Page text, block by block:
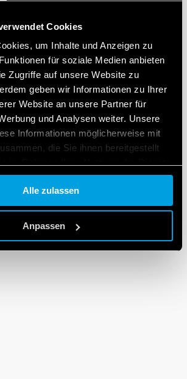
Cookies
um Inhalte und Anzeigen zu
für soziale Medien anbieten
Zugriffe auf unsere Website zu
geben wir Informationen zu Ihrer
Website an unsere Partner für
und Analysen weiter. Unsere
Informationen möglicherweise mit
die Sie ihnen bereitgestellt
Alle zulassen
Anpassen